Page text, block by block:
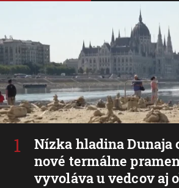
Nízka hladina Dunaja
nové termálne
vyvoláva u vedcov aj